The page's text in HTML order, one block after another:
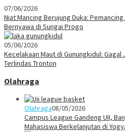
07/06/2026
Niat Mancing Berujung Duka:
Bernyawa di Sungai Progo
05/06/2026
Kecelakaan Maut di Gunungkidul:
Terlindas Tronton
Olahraga
Olahraga08/05/2026
Campus League Gandeng UII,
Mahasiswa Berkelanjutan di